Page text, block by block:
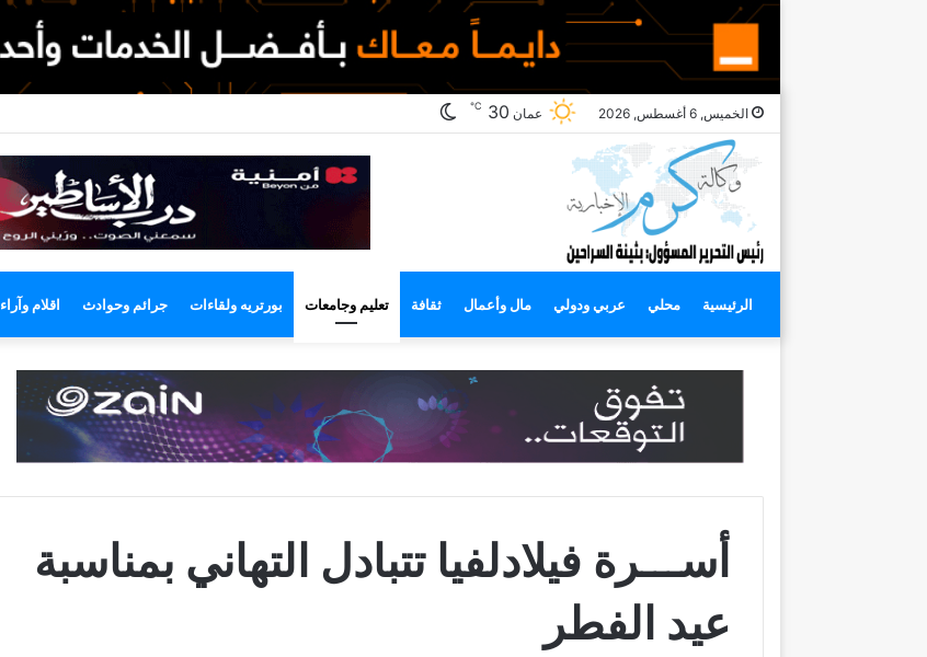
الخميس, 6 أغسطس, 2026
الوضع
عمان 30
℃
الرئيسية محلي عربي ودولي مال وأعمال ثقافة تعليم وجامعات بورتريه ولقاءات جرائم وحوادث اقلام وآراء
أســـرة فيلادلفيا تتبادل التهاني بمناسبة
عيد الفطر